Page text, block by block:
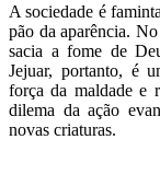
A sociedade é
pão da aparência.
sacia a fome de
Jejuar, portanto, é
força da maldade e
dilema da ação
novas criaturas.